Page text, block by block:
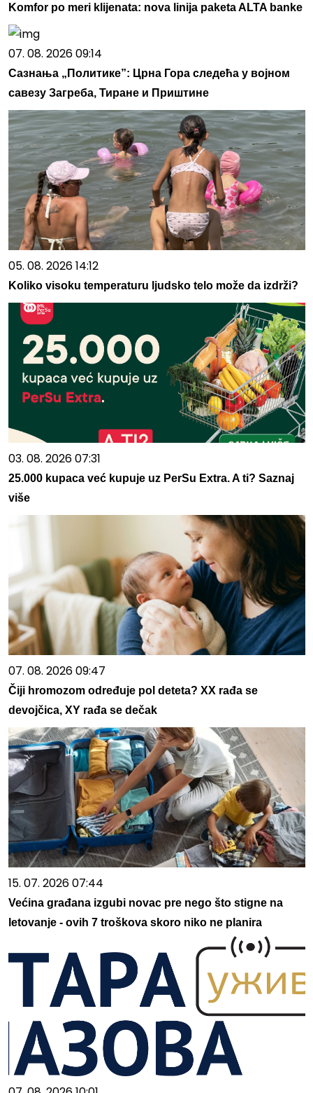
Komfor po meri klijenata: nova linija paketa ALTA banke
07. 08. 2026 09:14
Сазнања „Политике”: Црна Гора следећа у војном
савезу Загреба, Тиране и Приштине
05. 08. 2026 14:12
Koliko visoku temperaturu ljudsko telo može da izdrži?
03. 08. 2026 07:31
25.000 kupaca već kupuje uz PerSu Extra. A ti? Saznaj
više
07. 08. 2026 09:47
Čiji hromozom određuje pol deteta? XX rađa se
devojčica, XY rađa se dečak
15. 07. 2026 07:44
Većina građana izgubi novac pre nego što stigne na
letovanje - ovih 7 troškova skoro niko ne planira